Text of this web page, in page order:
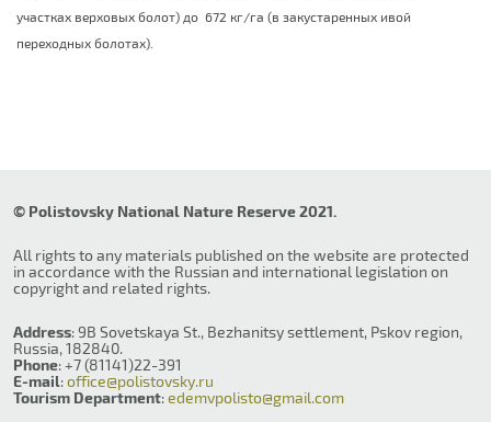
участках верховых болот) до 672 кг/га (в закустаренных ивой
переходных болотах).
© Polistovsky National Nature Reserve 2021.
All rights to any materials published on the website are protected
in accordance with the Russian and international legislation on
copyright and related rights.
Address: 9B Sovetskaya St., Bezhanitsy settlement, Pskov region,
Russia, 182840.
Phone: +7 (81141)22-391
E-mail:office@polistovsky.ru
Tourism Department:edemvpolisto@gmail.com